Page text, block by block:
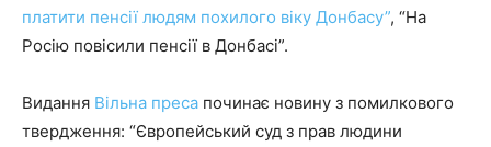
платити пенсії людям похилого віку Донбасу”, “На
Росію повісили пенсії в Донбасі”.
Видання Вільна преса починає новину з помилкового
твердження: “Європейський суд з прав людини